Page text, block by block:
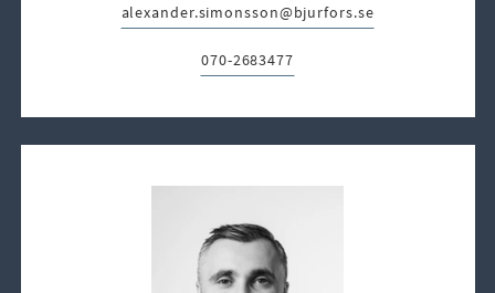
E-post:
alexander.simonsson@bjurfors.se
Telefon:
070-2683477